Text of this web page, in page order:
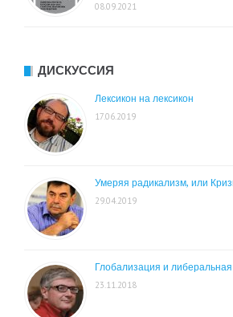
08.09.2021
ДИСКУССИЯ
Лексикон на лексикон
17.06.2019
Умеряя радикализм, или
29.04.2019
Глобализация и
23.11.2018